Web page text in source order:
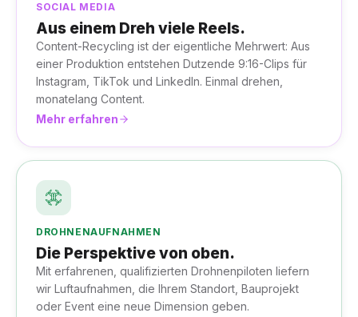
SOCIAL MEDIA
Aus einem Dreh viele Reels.
Content-Recycling ist der eigentliche Mehrwert: Aus
einer Produktion entstehen Dutzende 9:16-Clips für
Instagram, TikTok und LinkedIn. Einmal drehen,
monatelang Content.
Mehr erfahren
DROHNENAUFNAHMEN
Die Perspektive von oben.
Mit erfahrenen, qualifizierten Drohnenpiloten liefern
wir Luftaufnahmen, die Ihrem Standort, Bauprojekt
oder Event eine neue Dimension geben.